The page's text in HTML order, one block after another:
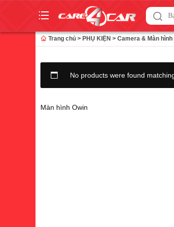
Trang chủ > PHỤ KIỆN > Camera & Màn hình
No products were found
Màn hình Owin